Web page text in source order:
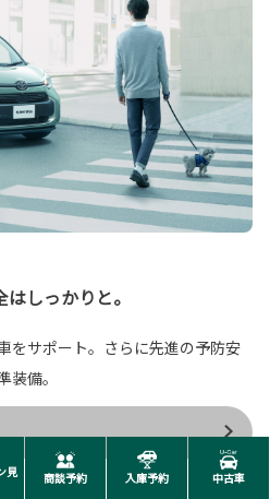
しっかりと。
をサポート。さらに先進の予防安
備。
見
商談予約 入庫予約 中古車